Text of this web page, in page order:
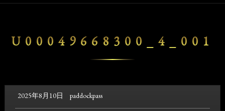
U00049668300_4_001
2025年8月10日 paddockpass